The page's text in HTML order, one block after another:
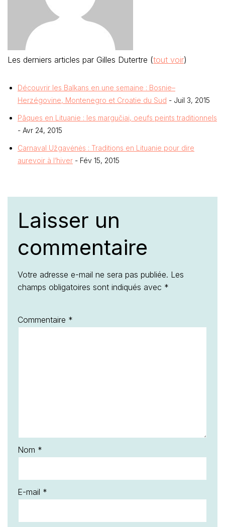
Les derniers articles par Gilles Dutertre (tout voir)
Découvrir les Balkans en une semaine : Bosnie–
Herzégovine, Montenegro et Croatie du Sud - Juil 3, 2015
Pâques en Lituanie : les margučiai, oeufs peints traditionnels
- Avr 24, 2015
Carnaval Užgavėnės : Traditions en Lituanie pour dire
aurevoir à l’hiver - Fév 15, 2015
Laisser un
commentaire
Votre adresse e-mail ne sera pas publiée. Les
champs obligatoires sont indiqués avec *
Commentaire *
Nom *
E-mail *